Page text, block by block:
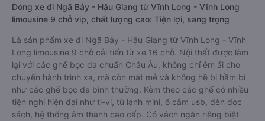
Dòng xe đi Ngã Bảy - Hậu Giang từ Vĩnh Long - Vĩnh Long
limousine 9 chỗ vip, chất lượng cao: Tiện lợi, sang trọng
Là sản phẩm xe đi Ngã Bảy - Hậu Giang từ Vĩnh Long - Vĩnh
Long limousine 9 chỗ cải tiến từ xe 16 chỗ. Nội thất được làm
lại với các ghế bọc da chuẩn Châu Âu, không chỉ êm ái cho
chuyến hành trình xa, mà còn mát mẻ và không hề bị hầm bí
như các ghế bọc da bình thường. Kèm theo các ghế có nhiều
tiện nghi hiện đại như ti-vi, tủ lạnh mini, ổ cắm usb, đèn đọc
sách, hệ thống âm thanh cao cấp. Có vách ngăn riêng biệt